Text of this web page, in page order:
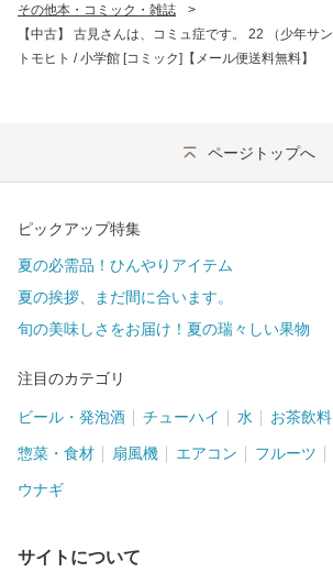
その他本・コミック・雑誌
>
【中古】 古見さんは、コミュ症です。 22 （少年サ
トモヒト / 小学館 [コミック]【メール便送料無料】
ページトップへ
ピックアップ特集
夏の必需品！ひんやりアイテム
夏の挨拶、まだ間に合います。
旬の美味しさをお届け！夏の瑞々しい果物
注目のカテゴリ
ビール・発泡酒 チューハイ 水 お茶飲料
惣菜・食材 扇風機 エアコン フルーツ
ウナギ
サイトについて